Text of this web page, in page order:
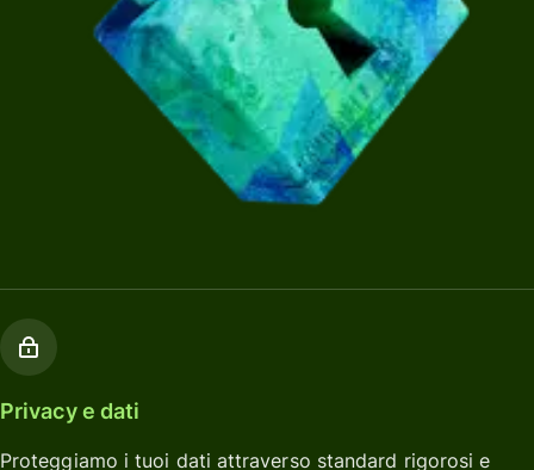
Privacy e dati
Proteggiamo i tuoi dati attraverso standard rigorosi e